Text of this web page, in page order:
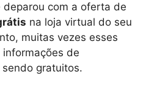
deparou com a oferta de
na loja virtual do seu
muitas vezes esses
de
gratuitos.